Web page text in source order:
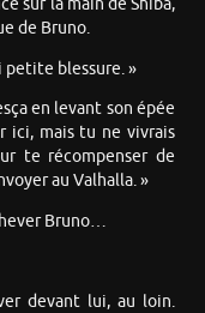
sur la main de Shiba,
de Bruno.
blessure. »
en levant son épée
ici, mais tu ne vivrais
te récompenser de
au Valhalla. »
Bruno…
devant lui, au loin.